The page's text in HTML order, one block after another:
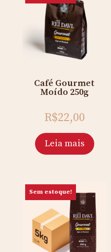
Café Gourmet
Moído 250g
R$22,00
Leia mais
Sem estoque!